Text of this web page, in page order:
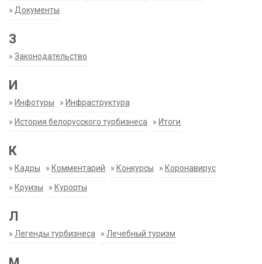
» Документы
З
» Законодательство
И
» Инфотуры » Инфраструктура
» История белорусского турбизнеса » Итоги
К
» Кадры » Комментарий » Конкурсы » Коронавирус
» Круизы » Курорты
Л
» Легенды турбизнеса » Лечебный туризм